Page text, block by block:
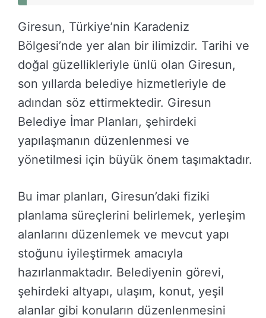
Giresun, Türkiye’nin Karadeniz
Bölgesi’nde yer alan bir ilimizdir. Tarihi ve
doğal güzellikleriyle ünlü olan Giresun,
son yıllarda belediye hizmetleriyle de
adından söz ettirmektedir. Giresun
Belediye İmar Planları, şehirdeki
yapılaşmanın düzenlenmesi ve
yönetilmesi için büyük önem taşımaktadır.
Bu imar planları, Giresun’daki fiziki
planlama süreçlerini belirlemek, yerleşim
alanlarını düzenlemek ve mevcut yapı
stoğunu iyileştirmek amacıyla
hazırlanmaktadır. Belediyenin görevi,
şehirdeki altyapı, ulaşım, konut, yeşil
alanlar gibi konuların düzenlenmesini